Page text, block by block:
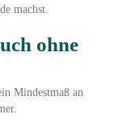
machst.
ohne
Mindestmaß an